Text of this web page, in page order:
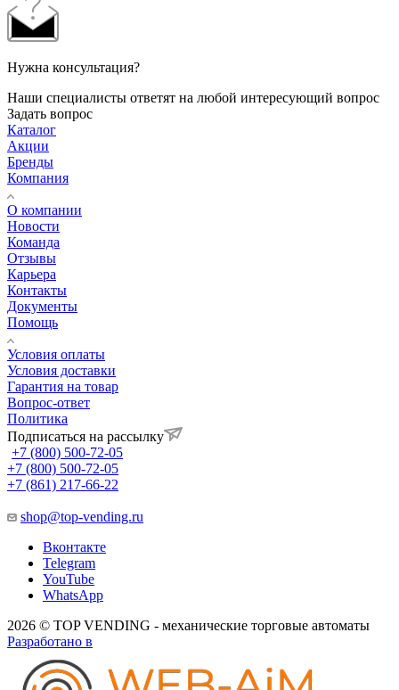
Нужна консультация?
Наши специалисты ответят на любой интересующий вопрос
Задать вопрос
Каталог
Акции
Бренды
Компания
О компании
Новости
Команда
Отзывы
Карьера
Контакты
Документы
Помощь
Условия оплаты
Условия доставки
Гарантия на товар
Вопрос-ответ
Политика
Подписаться на рассылку
+7 (800) 500-72-05
+7 (800) 500-72-05
+7 (861) 217-66-22
shop@top-vending.ru
Вконтакте
Telegram
YouTube
WhatsApp
2026 © TOP VENDING - механические торговые автоматы
Разработано в